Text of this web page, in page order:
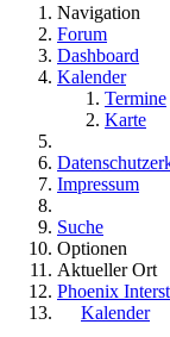
Navigation
Forum
Dashboard
Kalender
Termine
Karte
Impressum
Suche
Optionen
Aktueller Ort
Phoenix
Kalender